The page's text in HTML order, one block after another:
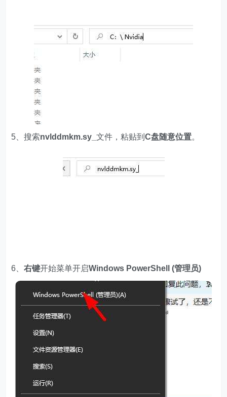
5、搜索nvlddmkm.sy_文件，粘贴到C盘随意位置。
6、右键开始菜单开启Windows PowerShell (管理员)